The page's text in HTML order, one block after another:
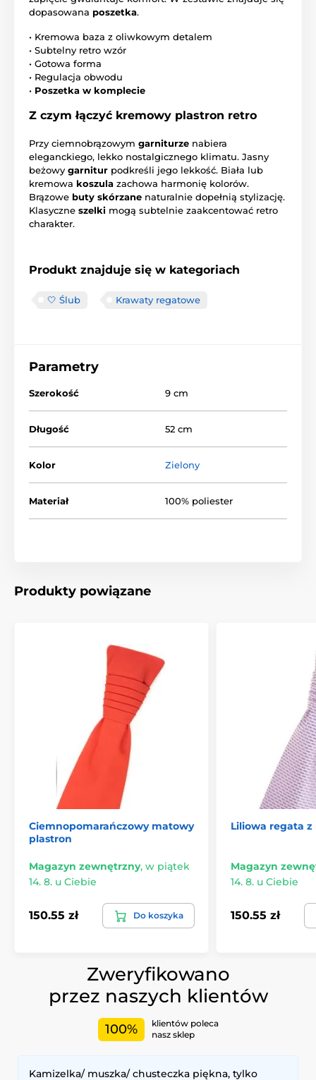
dopasowana poszetka.
• Kremowa baza z oliwkowym detalem
• Subtelny retro wzór
• Gotowa forma
• Regulacja obwodu
• Poszetka w komplecie
Z czym łączyć kremowy plastron retro
Przy ciemnobrązowym garniturze nabiera
eleganckiego, lekko nostalgicznego klimatu. Jasny
beżowy garnitur podkreśli jego lekkość. Biała lub
kremowa koszula zachowa harmonię kolorów.
Brązowe buty skórzane naturalnie dopełnią stylizację.
Klasyczne szelki mogą subtelnie zaakcentować retro
charakter.
Produkt znajduje się w kategoriach
🤍 Ślub Krawaty regatowe
Parametry
Szerokość 9 cm
Długość 52 cm
Kolor Zielony
Materiał 100% poliester
Produkty powiązane
Ciemnopomarańczowy matowy
plastron
Magazyn zewnętrzny, w piątek
14. 8. u Ciebie
150.55 zł Do koszyka
Liliowa regata z
Magazyn
14. 8. u Ciebie
150.55 zł
Zweryfikowano
przez naszych klientów
100%
klientów poleca
nasz sklep
Kamizelka/ muszka/ chusteczka piękna, tylko